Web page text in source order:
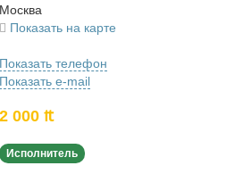
Москва
Показать на карте
Показать телефон
Показать e-mail
2 000 ₶
Исполнитель